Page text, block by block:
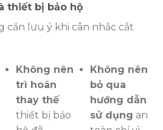
thiết bị bảo hộ
cần lưu ý khi cân nhắc cắt
Không nên
trì hoãn
thay thế
thiết bị bảo
Không nên
bỏ qua
hướng dẫn
sử dụng an